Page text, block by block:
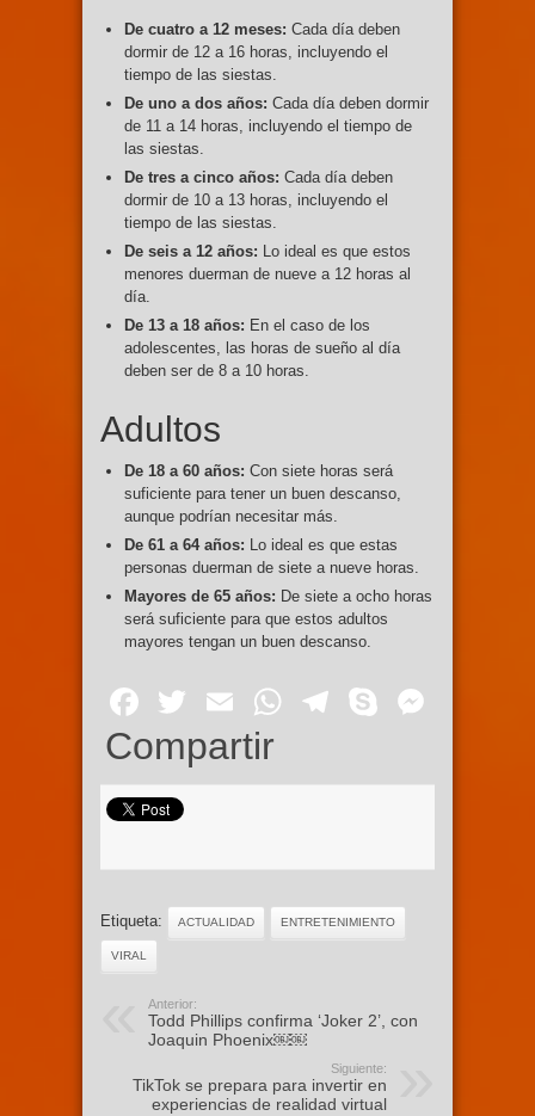
De cuatro a 12 meses: Cada día deben
dormir de 12 a 16 horas, incluyendo el
tiempo de las siestas.
De uno a dos años: Cada día deben dormir
de 11 a 14 horas, incluyendo el tiempo de
las siestas.
De tres a cinco años: Cada día deben
dormir de 10 a 13 horas, incluyendo el
tiempo de las siestas.
De seis a 12 años: Lo ideal es que estos
menores duerman de nueve a 12 horas al
día.
De 13 a 18 años: En el caso de los
adolescentes, las horas de sueño al día
deben ser de 8 a 10 horas.
Adultos
De 18 a 60 años: Con siete horas será
suficiente para tener un buen descanso,
aunque podrían necesitar más.
De 61 a 64 años: Lo ideal es que estas
personas duerman de siete a nueve horas.
Mayores de 65 años: De siete a ocho horas
será suficiente para que estos adultos
mayores tengan un buen descanso.
Facebook
Twitter
EmailWhatsApp
Telegram
Skype
Compartir
Etiqueta: ACTUALIDAD ENTRETENIMIENTO
VIRAL
Anterior:
Todd Phillips confirma ‘Joker 2’, con
Joaquin Phoenix￼￼
Siguiente:
TikTok se prepara para invertir en
experiencias de realidad virtual